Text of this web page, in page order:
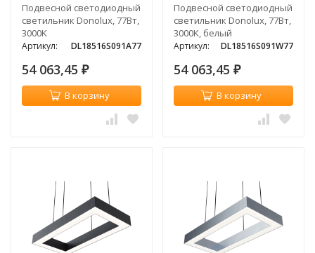
Подвесной светодиодный
светильник Donolux, 77Вт,
3000K
Артикул: DL18516S091A77
54 063,45 ₽
В корзину
Подвесной светодиодный
светильник Donolux, 77Вт,
3000K, белый
Артикул: DL18516S091W77
54 063,45 ₽
В корзину